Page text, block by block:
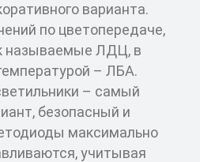
варианта.
по цветопередаче,
называемые ЛДЦ, в
– ЛБА.
– самый
безопасный и
максимально
учитывая